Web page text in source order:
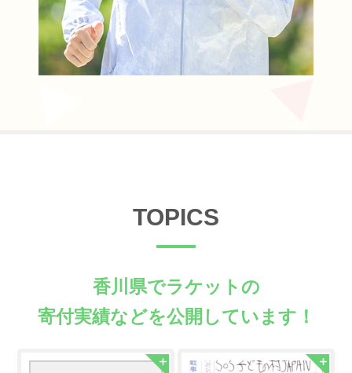
TOPICS
香川県でラケットの
寄付実績などを公開しています！